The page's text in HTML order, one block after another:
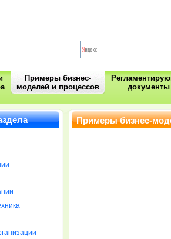
Примеры бизнес-
моделей и процессов
документы
Примеры бизнес-